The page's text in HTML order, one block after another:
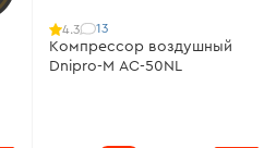
4.3 13
Компрессор воздушный
Dnipro-M AC-50NL